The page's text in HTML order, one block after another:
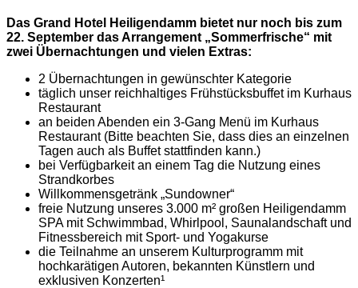
Das Grand Hotel Heiligendamm bietet nur noch bis zum
22. September das Arrangement „Sommerfrische“ mit
zwei Übernachtungen und vielen Extras:
2 Übernachtungen in gewünschter Kategorie
täglich unser reichhaltiges Frühstücksbuffet im Kurhaus
Restaurant
an beiden Abenden ein 3-Gang Menü im Kurhaus
Restaurant (Bitte beachten Sie, dass dies an einzelnen
Tagen auch als Buffet stattfinden kann.)
bei Verfügbarkeit an einem Tag die Nutzung eines
Strandkorbes
Willkommensgetränk „Sundowner“
freie Nutzung unseres 3.000 m² großen Heiligendamm
SPA mit Schwimmbad, Whirlpool, Saunalandschaft und
Fitnessbereich mit Sport- und Yogakurse
die Teilnahme an unserem Kulturprogramm mit
hochkarätigen Autoren, bekannten Künstlern und
exklusiven Konzerten¹